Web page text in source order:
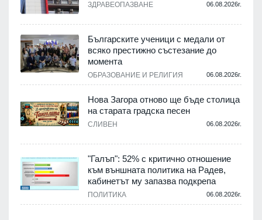
ЗДРАВЕОПАЗВАНЕ 06.08.2026г.
Българските ученици с медали от
всяко престижно състезание до
момента
ОБРАЗОВАНИЕ И РЕЛИГИЯ 06.08.2026г.
Нова Загора отново ще бъде столица
на старата градска песен
СЛИВЕН 06.08.2026г.
"Галъп": 52% с критично отношение
към външната политика на Радев,
кабинетът му запазва подкрепа
ПОЛИТИКА 06.08.2026г.